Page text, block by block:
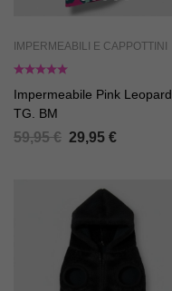
IMPERMEABILI E CAPPOTTINI
Impermeabile Pink Leopard
TG. BM
59,95€ 29,95 €